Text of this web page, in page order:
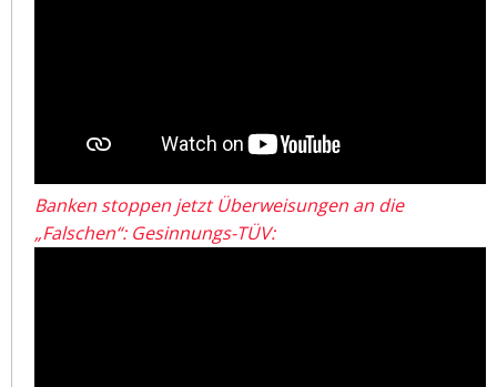
Banken stoppen jetzt Überweisungen an die
„Falschen“: Gesinnungs-TÜV: